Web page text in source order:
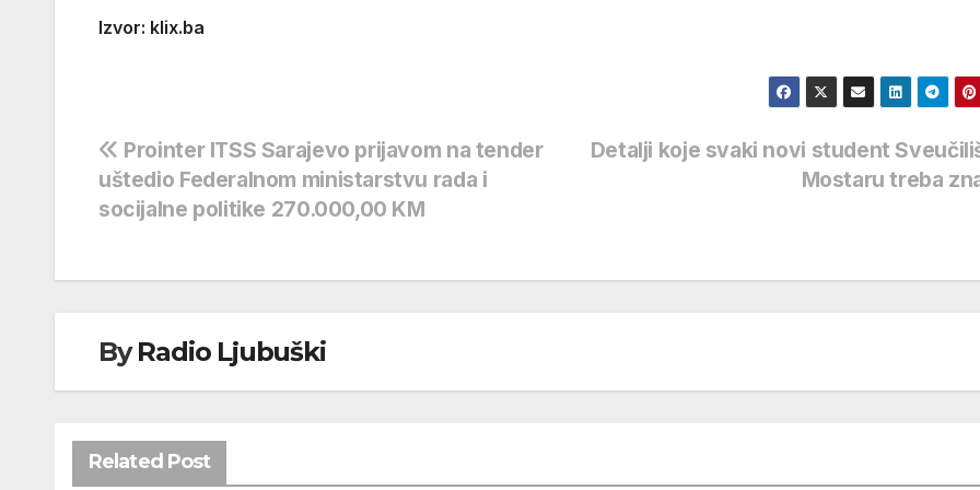
Izvor: klix.ba
Navigacija
objava
Detalji koje svaki novi student
Mostaru treba
Prointer ITSS Sarajevo prijavom na tender
uštedio Federalnom ministarstvu rada i
socijalne politike 270.000,00 KM
ByRadio Ljubuški
Related Post